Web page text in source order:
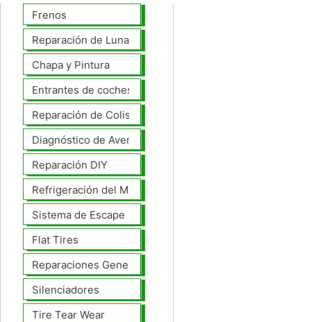
Frenos
Reparación de Lunas
Chapa y Pintura
Entrantes de coches
Reparación de Colisiones
Diagnóstico de Averías
Reparación DIY
Refrigeración del Motor
Sistema de Escape
Flat Tires
Reparaciones Generales
Silenciadores
Tire Tear Wear